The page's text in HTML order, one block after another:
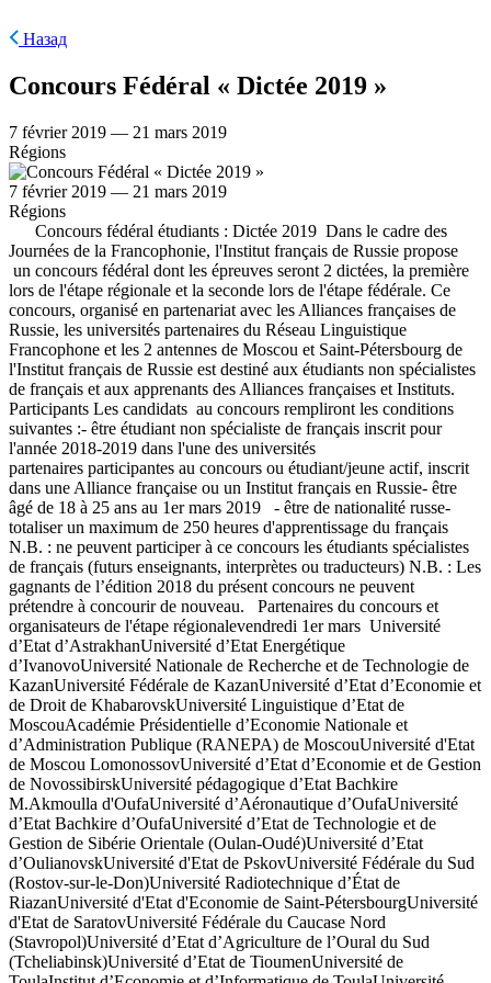
Назад
Concours Fédéral « Dictée 2019 »
7 février 2019 — 21 mars 2019
Régions
7 février 2019 — 21 mars 2019
Régions
Concours fédéral étudiants : Dictée 2019 Dans le cadre des
Journées de la Francophonie, l'Institut français de Russie propose
un concours fédéral dont les épreuves seront 2 dictées, la première
lors de l'étape régionale et la seconde lors de l'étape fédérale. Ce
concours, organisé en partenariat avec les Alliances françaises de
Russie, les universités partenaires du Réseau Linguistique
Francophone et les 2 antennes de Moscou et Saint-Pétersbourg de
l'Institut français de Russie est destiné aux étudiants non spécialistes
de français et aux apprenants des Alliances françaises et Instituts.
Participants Les candidats au concours rempliront les conditions
suivantes :- être étudiant non spécialiste de français inscrit pour
l'année 2018-2019 dans l'une des universités
partenaires participantes au concours ou étudiant/jeune actif, inscrit
dans une Alliance française ou un Institut français en Russie- être
âgé de 18 à 25 ans au 1er mars 2019 - être de nationalité russe-
totaliser un maximum de 250 heures d'apprentissage du français
N.B. : ne peuvent participer à ce concours les étudiants spécialistes
de français (futurs enseignants, interprètes ou traducteurs) N.B. : Les
gagnants de l’édition 2018 du présent concours ne peuvent
prétendre à concourir de nouveau. Partenaires du concours et
organisateurs de l'étape régionalevendredi 1er mars Université
d’Etat d’AstrakhanUniversité d’Etat Energétique
d’IvanovoUniversité Nationale de Recherche et de Technologie de
KazanUniversité Fédérale de KazanUniversité d’Etat d’Economie et
de Droit de KhabarovskUniversité Linguistique d’Etat de
MoscouAcadémie Présidentielle d’Economie Nationale et
d’Administration Publique (RANEPA) de MoscouUniversité d'Etat
de Moscou LomonossovUniversité d’Etat d’Economie et de Gestion
de NovossibirskUniversité pédagogique d’Etat Bachkire
M.Akmoulla d'OufaUniversité d’Aéronautique d’OufaUniversité
d’Etat Bachkire d’OufaUniversité d’Etat de Technologie et de
Gestion de Sibérie Orientale (Oulan-Oudé)Université d’Etat
d’OulianovskUniversité d'Etat de PskovUniversité Fédérale du Sud
(Rostov-sur-le-Don)Université Radiotechnique d’État de
RiazanUniversité d'Etat d'Economie de Saint-PétersbourgUniversité
d'Etat de SaratovUniversité Fédérale du Caucase Nord
(Stavropol)Université d’Etat d’Agriculture de l’Oural du Sud
(Tcheliabinsk)Université d’Etat de TioumenUniversité de